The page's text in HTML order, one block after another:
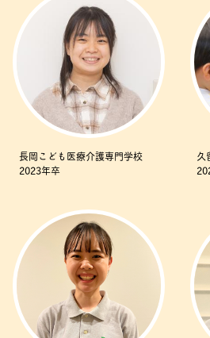
長岡こども医療介護専門学校
2023年卒
久